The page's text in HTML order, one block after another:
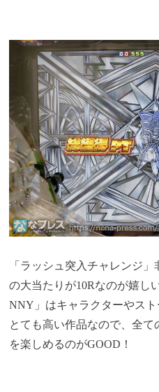
「ラッシュ突入チャレンジ
の大当たりが10Rなのが嬉し
NNY 」はキャラクターやス
とても高い作品なので、全
を楽しめるのがGOOD！